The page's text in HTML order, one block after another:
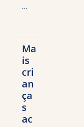
...
Ma
is
cri
an
ça
s
ac